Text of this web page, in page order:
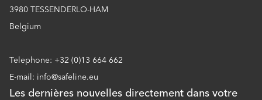
3980 TESSENDERLO-HAM
Belgium
Telephone: +32 (0)13 664 662
E-mail: info@safeline.eu
Les dernières nouvelles directement dans votre